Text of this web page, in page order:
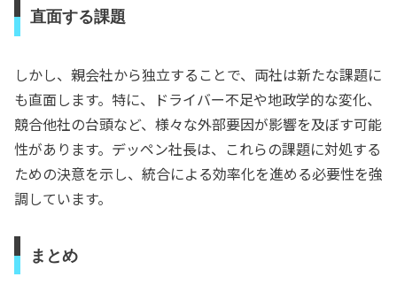
直面する課題
しかし、親会社から独立することで、両社は新たな課題に
も直面します。特に、ドライバー不足や地政学的な変化、
競合他社の台頭など、様々な外部要因が影響を及ぼす可能
性があります。デッペン社長は、これらの課題に対処する
ための決意を示し、統合による効率化を進める必要性を強
調しています。
まとめ